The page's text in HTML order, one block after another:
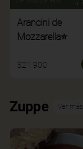
Arancini de
Mozzarella⭐
$21.900
Zuppe Ver más